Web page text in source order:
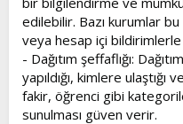
edilebilir. Bazı kurumlar
veya hesap içi bildirimlerle
- Dağıtım şeffaflığı:
yapıldığı, kimlere ulaştığı
fakir, öğrenci gibi
sunulması güven verir.